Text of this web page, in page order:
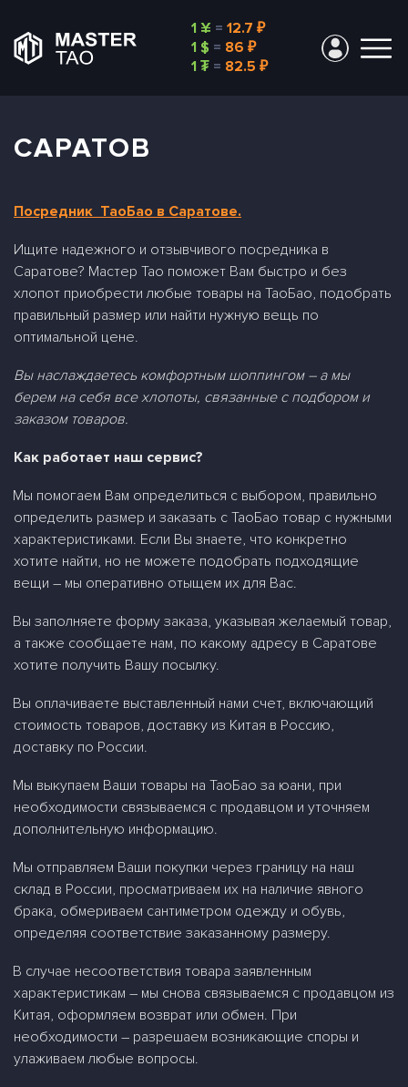
1 ¥ = 12.7 ₽
1 $ = 86 ₽
1 ₮= 82.5 ₽
САРАТОВ
Посредник ТаоБао в Саратове.
Ищите надежного и отзывчивого посредника в
Саратове? Мастер Тао поможет Вам быстро и без
хлопот приобрести любые товары на ТаоБао, подобрать
правильный размер или найти нужную вещь по
оптимальной цене.
Вы наслаждаетесь комфортным шоппингом – а мы
берем на себя все хлопоты, связанные с подбором и
заказом товаров.
Как работает наш сервис?
Мы помогаем Вам определиться с выбором, правильно
определить размер и заказать c ТаоБао товар с нужными
характеристиками. Если Вы знаете, что конкретно
хотите найти, но не можете подобрать подходящие
вещи – мы оперативно отыщем их для Вас.
Вы заполняете форму заказа, указывая желаемый товар,
а также сообщаете нам, по какому адресу в Саратове
хотите получить Вашу посылку.
Вы оплачиваете выставленный нами счет, включающий
стоимость товаров, доставку из Китая в Россию,
доставку по России.
Мы выкупаем Ваши товары на ТаоБао за юани, при
необходимости связываемся с продавцом и уточняем
дополнительную информацию.
Мы отправляем Ваши покупки через границу на наш
склад в России, просматриваем их на наличие явного
брака, обмериваем сантиметром одежду и обувь,
определяя соответствие заказанному размеру.
В случае несоответствия товара заявленным
характеристикам – мы снова связываемся с продавцом из
Китая, оформляем возврат или обмен. При
необходимости – разрешаем возникающие споры и
улаживаем любые вопросы.